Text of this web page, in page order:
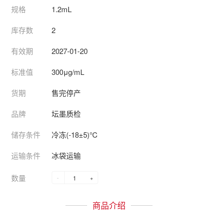
规格 1.2mL
库存数 2
有效期 2027-01-20
标准值 300μg/mL
货期 售完停产
品牌 坛墨质检
储存条件 冷冻(-18±5)℃
运输条件 冰袋运输
数量 - +
商品介绍